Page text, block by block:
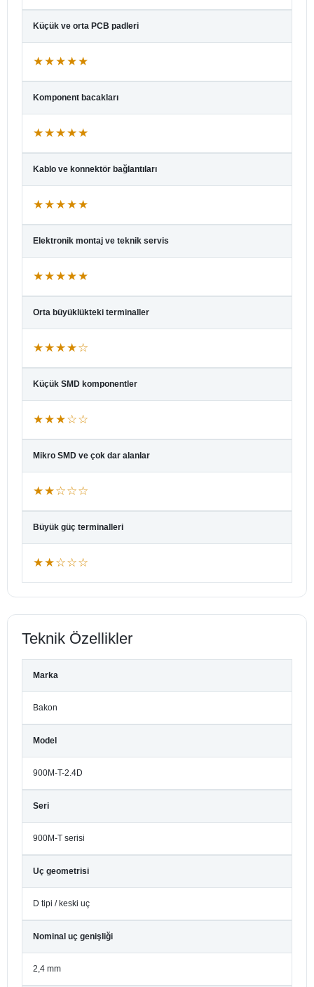
Küçük ve orta PCB padleri
★★★★★
Komponent bacakları
★★★★★
Kablo ve konnektör bağlantıları
★★★★★
Elektronik montaj ve teknik servis
★★★★★
Orta büyüklükteki terminaller
★★★★☆
Küçük SMD komponentler
★★★☆☆
Mikro SMD ve çok dar alanlar
★★☆☆☆
Büyük güç terminalleri
★★☆☆☆
Teknik Özellikler
Marka
Bakon
Model
900M-T-2.4D
Seri
900M-T serisi
Uç geometrisi
D tipi / keski uç
Nominal uç genişliği
2,4 mm